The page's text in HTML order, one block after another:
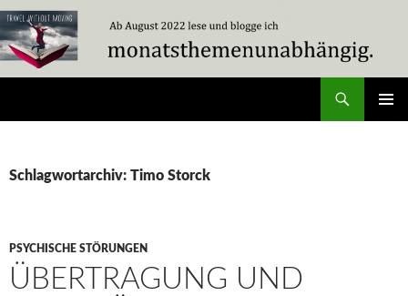
Zum
Inhalt
springen
Schlagwortarchiv: Timo Storck
PSYCHISCHE STÖRUNGEN
ÜBERTRAGUNG UND